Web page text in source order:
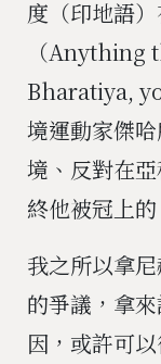
度（印地語
（
Bharatiya,
境運動家傑
境、反對在
終他被冠上
我之所以拿
的爭議，拿
因，或許可